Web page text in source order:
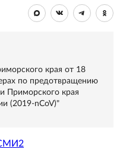
края от 18
по предотвращению
Приморского края
(2019-nCoV)"